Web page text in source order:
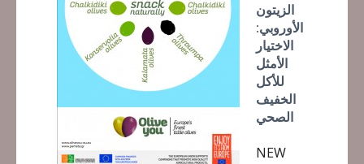
الزيتون
الأوروبي:
الاختيار
الأمثل
للأكل
الخفيف
الصحي
NEW